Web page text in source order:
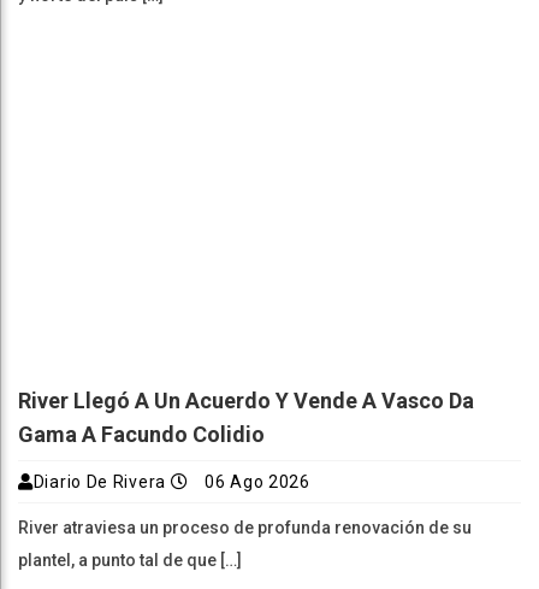
River Llegó A Un Acuerdo Y Vende A Vasco Da
Gama A Facundo Colidio
Diario De Rivera 06 Ago 2026
River atraviesa un proceso de profunda renovación de su
plantel, a punto tal de que […]